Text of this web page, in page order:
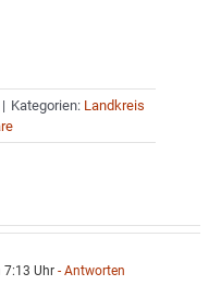
| Kategorien: Landkreis
7:13 Uhr - Antworten